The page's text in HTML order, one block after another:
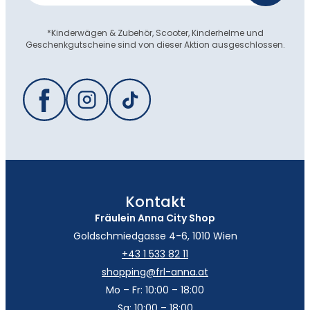
*Kinderwägen & Zubehör, Scooter, Kinderhelme und
Geschenkgutscheine sind von dieser Aktion ausgeschlossen.
Kontakt
Fräulein Anna City Shop
Goldschmiedgasse 4-6, 1010 Wien
+43 1 533 82 11
shopping@frl-anna.at
Mo – Fr: 10:00 – 18:00